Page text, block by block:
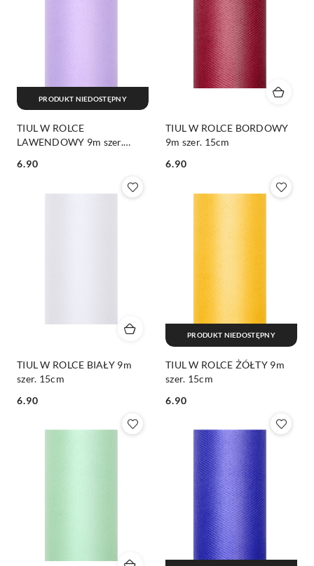
TIUL W ROLCE
LAWENDOWY 9m szer.
Cena:
6.90
PRODUKT NIEDOSTĘPNY
TIUL W ROLCE BORDOWY
9m szer. 15cm
Cena:
6.90
TIUL W ROLCE BIAŁY 9m
szer. 15cm
Cena:
6.90
TIUL W ROLCE ŻÓŁTY 9m
szer. 15cm
Cena:
6.90
PRODUKT NIEDOSTĘPNY